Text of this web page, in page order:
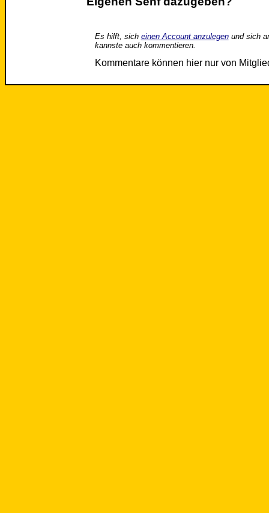
Es hilft, sich einen Account anzulegenund sich
kannste auch kommentieren.
Kommentare können hier nur von